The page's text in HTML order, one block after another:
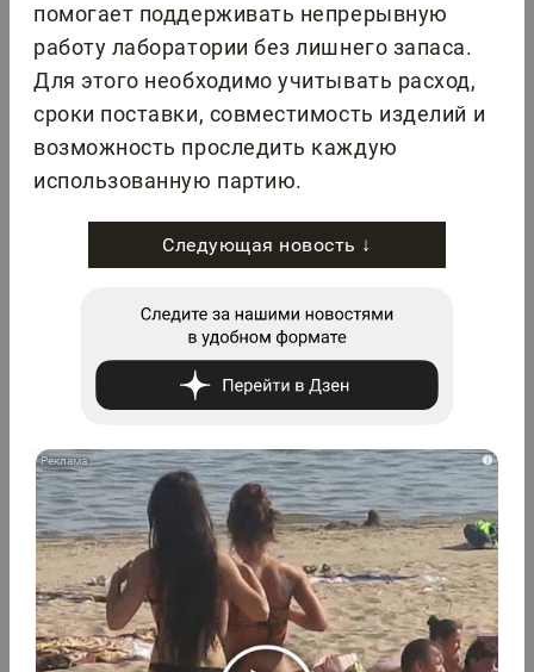
помогает поддерживать непрерывную
работу лаборатории без лишнего запаса.
Для этого необходимо учитывать расход,
сроки поставки, совместимость изделий и
возможность проследить каждую
использованную партию.
Следующая новость ↓
i